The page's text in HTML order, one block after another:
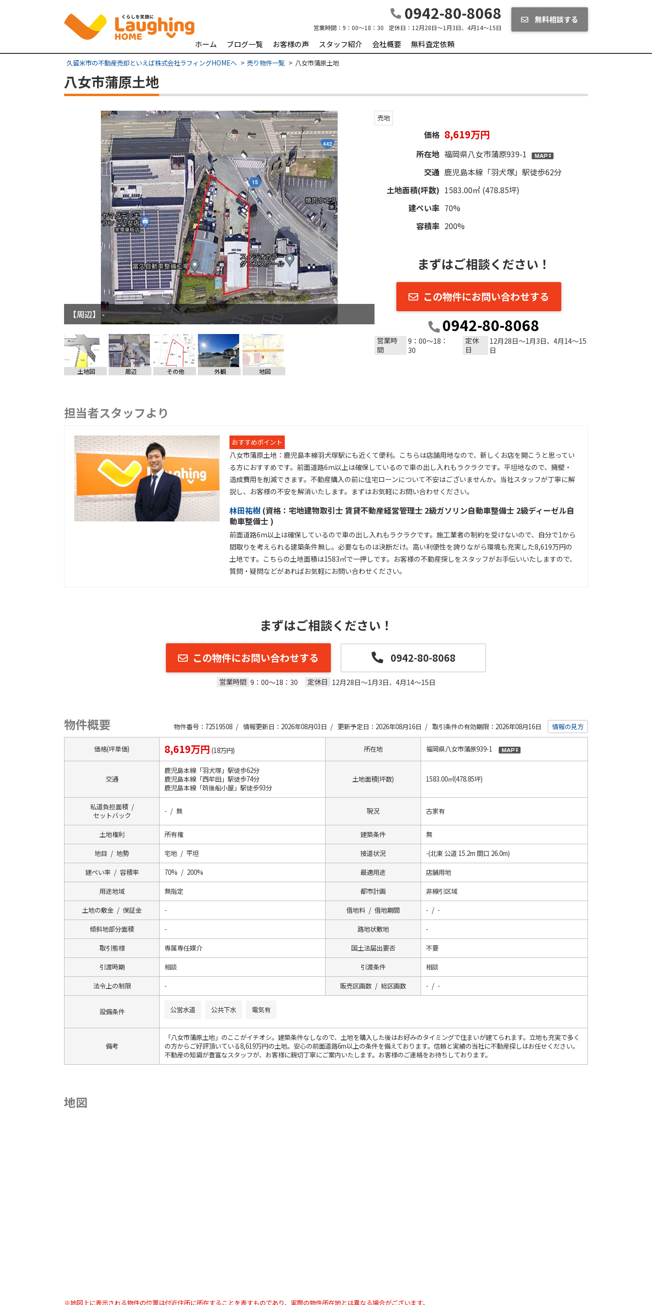
0942-80-8068
営業時間： 9：00～18：30 定休日： 12月28日～1月3日、4月14～15日
無料相談する
ホーム ブログ一覧 お客様の声 スタッフ紹介 会社概要 無料査定依頼
久留米市の不動産売却といえば株式会社ラフィングHOMEへ 売り物件一覧 八女市蒲原土地
八女市蒲原土地
【周辺】 -
土地図 周辺 その他 外観 地図
売地
価格 8,619万円
所在地 福岡県八女市蒲原939-1
交通 鹿児島本線「羽犬塚」駅徒歩62分
土地面積(坪数) 1583.00㎡ (478.85坪)
建ぺい率 70%
容積率 200%
まずはご相談ください！
この物件にお問い合わせする
0942-80-8068
営業時
間
9：00～18：
30
定休
日
12月28日～1月3日、4月14～15
日
担当者スタッフより
おすすめポイント
八女市蒲原土地：鹿児島本線羽犬塚駅にも近くて便利。こちらは店舗用地なので、新しくお店を開こうと思ってい
る方におすすめです。前面道路6m以上は確保しているので車の出し入れもラクラクです。平坦地なので、擁壁・
造成費用を削減できます。不動産購入の前に住宅ローンについて不安はございませんか。当社スタッフが丁寧に解
説し、お客様の不安を解消いたします。まずはお気軽にお問い合わせください。
林田祐樹 (資格： 宅地建物取引士 賃貸不動産経営管理士 2級ガソリン自動車整備士 2級ディーゼル自
動車整備士 )
前面道路6m以上は確保しているので車の出し入れもラクラクです。施工業者の制約を受けないので、自分で1から
間取りを考えられる建築条件無し。必要なものは決断だけ。高い利便性を誇りながら環境も充実した8,619万円の
土地です。こちらの土地面積は1583㎡で一押しです。お客様の不動産探しをスタッフがお手伝いいたしますので、
質問・疑問などがあればお気軽にお問い合わせください。
まずはご相談ください！
この物件にお問い合わせする 0942-80-8068
営業時間 9：00～18：30 定休日 12月28日～1月3日、4月14～15日
物件概要 物件番号：72519508 / 情報更新日：2026年08月03日 / 更新予定日：2026年08月16日 / 取引条件の有効期限：2026年08月16日 情報の見方
価格(坪単価) 8,619万円 (18万円) 所在地 福岡県八女市蒲原939-1
交通
鹿児島本線「羽犬塚」駅徒歩62分
鹿児島本線「西牟田」駅徒歩74分
鹿児島本線「筑後船小屋」駅徒歩93分
土地面積(坪数) 1583.00㎡(478.85坪)
私道負担面積 /
セットバック
- / 無 現況 古家有
土地権利 所有権 建築条件 無
地目 / 地勢 宅地 / 平坦 接道状況 -(北東 公道 15.2m 間口 26.0m)
建ぺい率 / 容積率 70% / 200% 最適用途 店舗用地
用途地域 無指定 都市計画 非線引区域
土地の敷金 / 保証金 - 借地料 / 借地期間 - / -
傾斜地部分面積 - 路地状敷地 -
取引態様 専属専任媒介 国土法届出要否 不要
引渡時期 相談 引渡条件 相談
法令上の制限 - 販売区画数 / 総区画数 - / -
設備条件 公営水道 公共下水 電気有
備考
「八女市蒲原土地」のここがイチオシ。建築条件なしなので、土地を購入した後はお好みのタイミングで住まいが建てられます。立地も充実で多く
の方からご好評頂いている8,619万円の土地。安心の前面道路6m以上の条件を備えております。信頼と実績の当社に不動産探しはお任せください。
不動産の知識が豊富なスタッフが、お客様に親切丁寧にご案内いたします。お客様のご連絡をお待ちしております。
地図
※地図上に表示される物件の位置は付近住所に所在することを表すものであり、実際の物件所在地とは異なる場合がございます。